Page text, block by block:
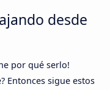
desde
por qué serlo!
Entonces sigue estos